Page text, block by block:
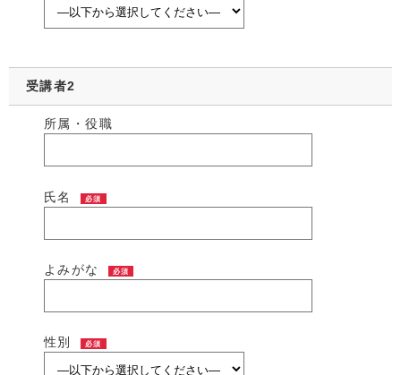
受講者2
所属・役職
氏名 必須
よみがな 必須
性別 必須